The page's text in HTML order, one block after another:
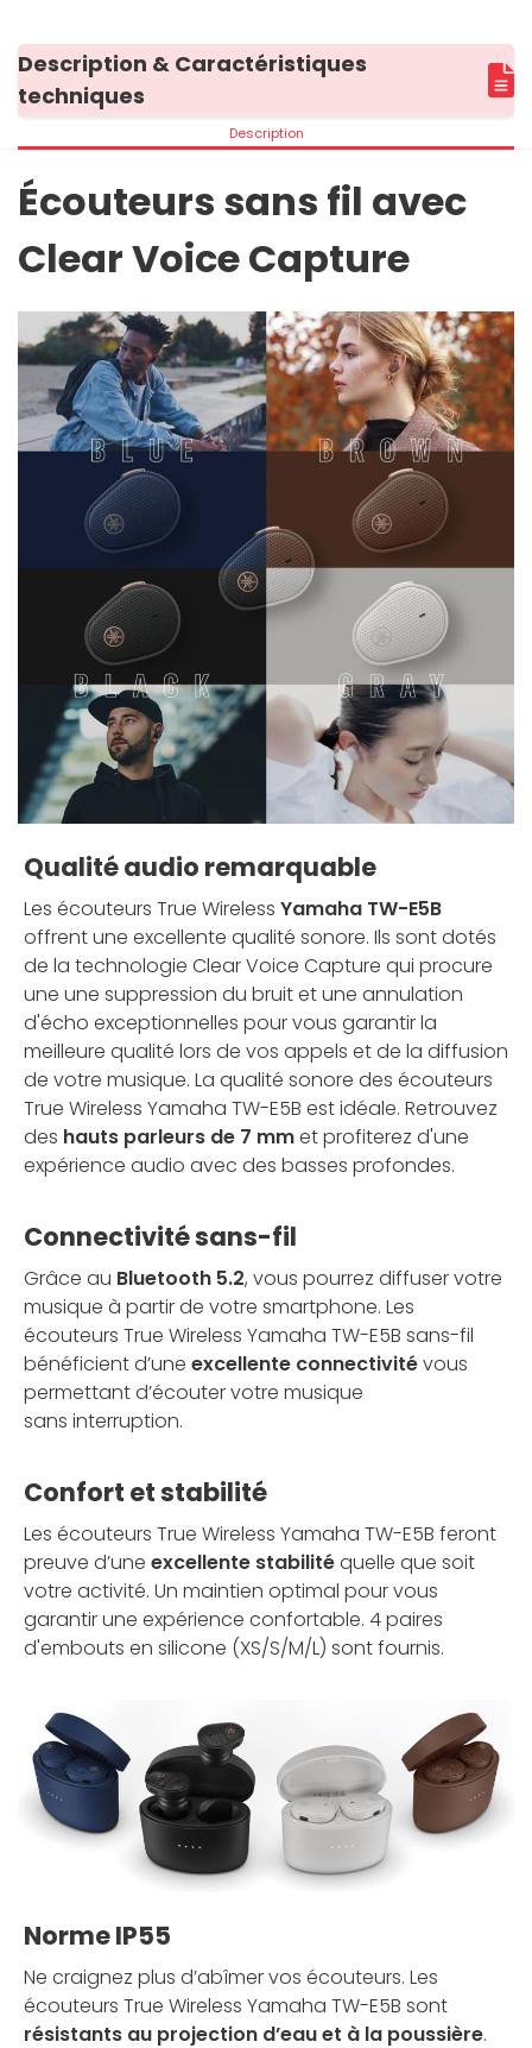
Description & Caractéristiques
techniques
Description
Écouteurs sans fil avec
Clear Voice Capture
Qualité audio remarquable
Les écouteurs True Wireless Yamaha TW-E5B
offrent une excellente qualité sonore. Ils sont dotés
de la technologie Clear Voice Capture qui procure
une une suppression du bruit et une annulation
d'écho exceptionnelles pour vous garantir la
meilleure qualité lors de vos appels et de la diffusion
de votre musique. La qualité sonore des écouteurs
True Wireless Yamaha TW-E5B est idéale. Retrouvez
des hauts parleurs de 7 mmet profiterez d'une
expérience audio avec des basses profondes.
Connectivité sans-fil
Grâce au Bluetooth 5.2, vous pourrez diffuser votre
musique à partir de votre smartphone. Les
écouteurs True Wireless Yamaha TW-E5B sans-fil
bénéficient d’une excellente connectivitévous
permettant d’écouter votre musique
sans interruption.
Confort et stabilité
Les écouteurs True Wireless Yamaha TW-E5B feront
preuve d’une excellente stabilitéquelle que soit
votre activité. Un maintien optimal pour vous
garantir une expérience confortable. 4 paires
d'embouts en silicone (XS/S/M/L) sont fournis.
Norme IP55
Ne craignez plus d’abîmer vos écouteurs. Les
écouteurs True Wireless Yamaha TW-E5B sont
résistants au projection d’eau et à la poussière.